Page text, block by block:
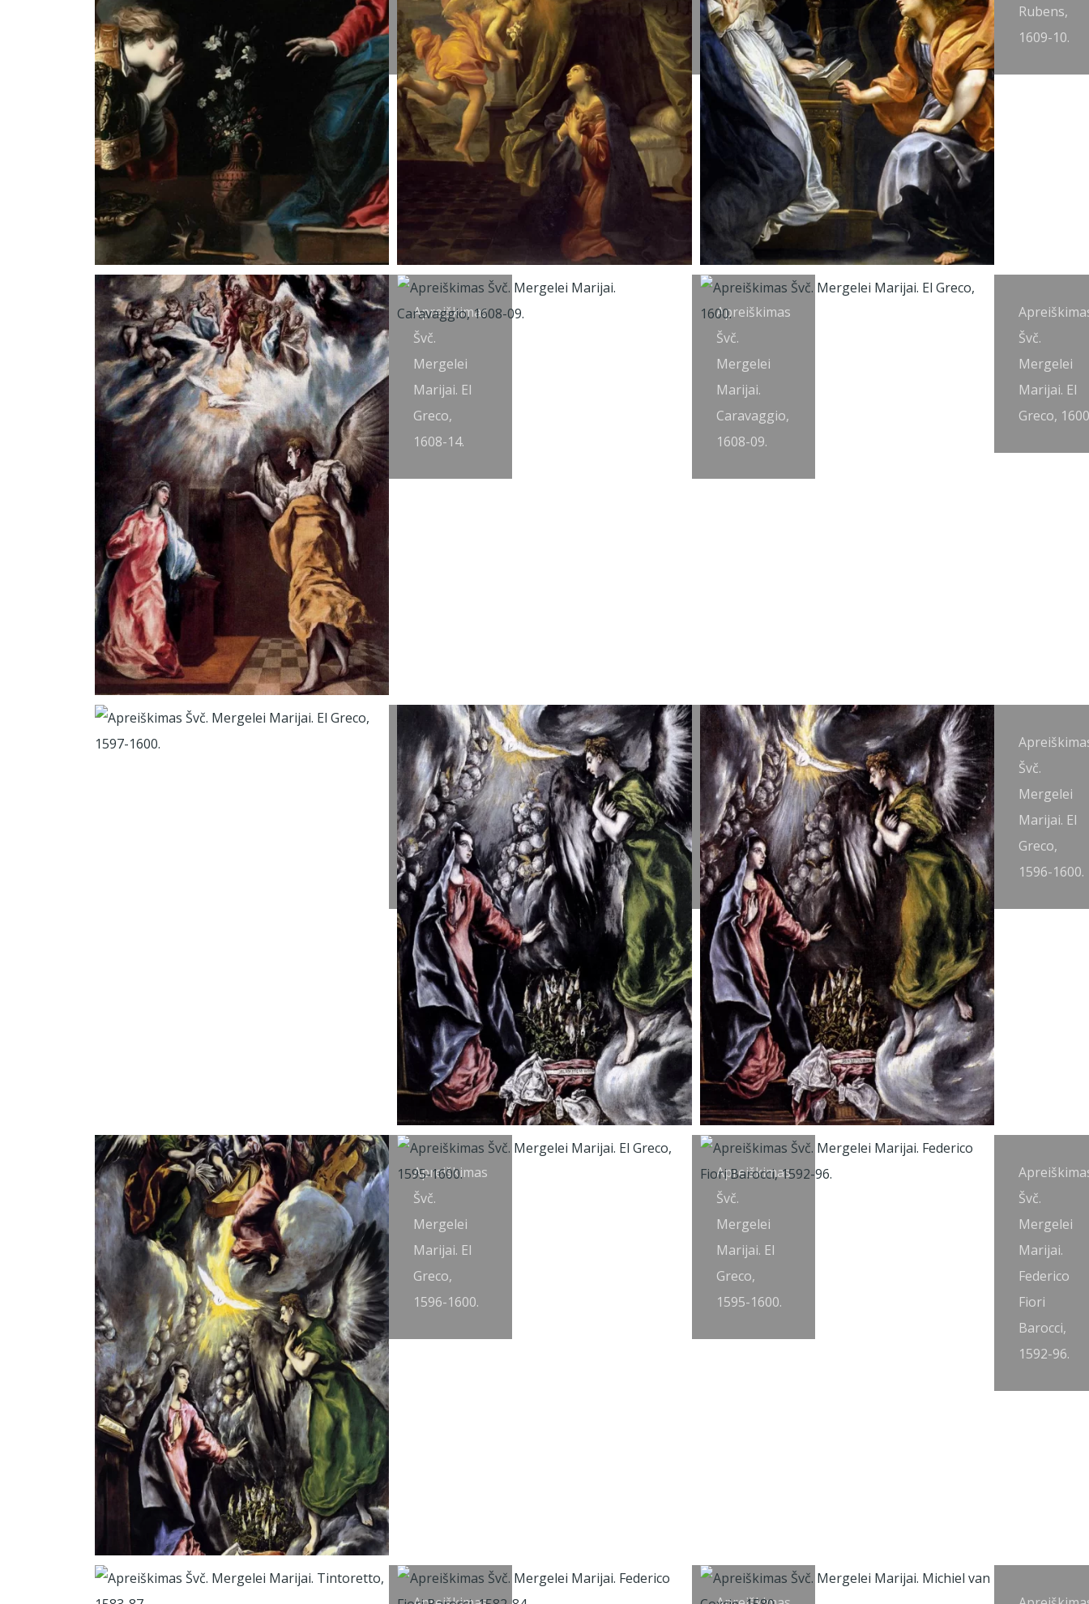
Seghers,
1620-22.
Lanfranco,
1610-30.
Rubens,
1609-10.
Apreiškimas
Švč.
Mergelei
Marijai. El
Greco,
1608-14.
Apreiškimas
Švč.
Mergelei
Marijai.
Caravaggio,
1608-09.
Švč.
Mergelei
Marijai. El
Greco,
Apreiškimas
Švč.
Mergelei
Marijai. El
Greco,
1597-1600.
Apreiškimas
Švč.
Mergelei
Marijai. El
Greco,
1597-1600.
Švč.
Mergelei
Marijai. El
Greco,
1596-1600.
Apreiškimas
Švč.
Mergelei
Marijai. El
Greco,
1596-1600.
Apreiškimas
Švč.
Mergelei
Marijai. El
Greco,
1595-1600.
Švč.
Mergelei
Marijai.
Federico
Fiori
Barocci,
1592-96.